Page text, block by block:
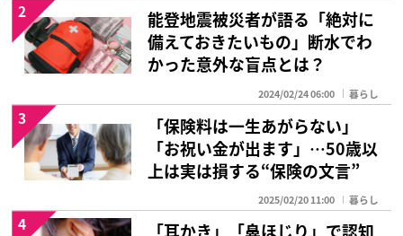
能登地震被災者が語る「絶対に
備えておきたいもの」断水でわ
かった意外な盲点とは？
2024/02/24 06:00 暮らし
2
「保険料は一生あがらない」
「お祝い金が出ます」…50歳以
上は実は損する“保険の文言”
2025/02/20 11:00 暮らし
3
「耳かき」「鼻ほじり」で認知
4